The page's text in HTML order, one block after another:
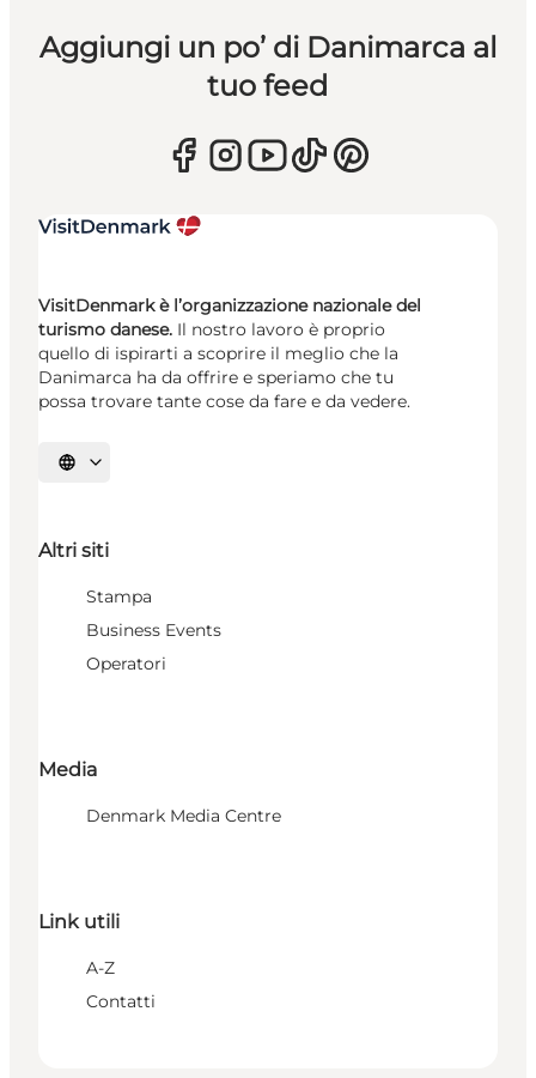
Aggiungi un po’ di Danimarca al
tuo feed
VisitDenmark è l’organizzazione nazionale del
turismo danese. Il nostro lavoro è proprio
quello di ispirarti a scoprire il meglio che la
Danimarca ha da offrire e speriamo che tu
possa trovare tante cose da fare e da vedere.
Seleziona la lingua
Altri siti
Stampa
Business Events
Operatori
Media
Denmark Media Centre
Link utili
A-Z
Contatti